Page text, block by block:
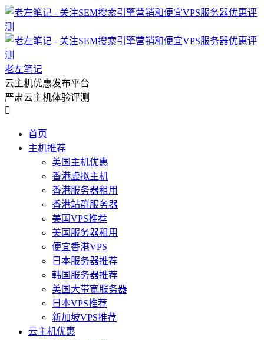
老左笔记
云主机优惠发布平台
严肃云主机体验评测

首页
主机推荐
美国主机优惠
香港虚拟主机
香港服务器租用
香港站群服务器
美国VPS推荐
美国服务器租用
便宜香港VPS
日本服务器推荐
韩国服务器推荐
美国大带宽服务器
日本VPS推荐
新加坡VPS推荐
云主机优惠